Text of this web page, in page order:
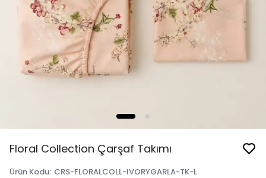
Floral Collection Çarşaf Takımı
Ürün Kodu: CRS-FLORALCOLL-IVORYGARLA-TK-L